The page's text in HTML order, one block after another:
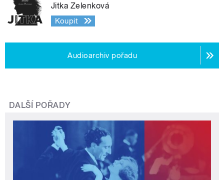
Jitka Zelenková
Koupit
Audioarchiv pořadu
DALŠÍ POŘADY